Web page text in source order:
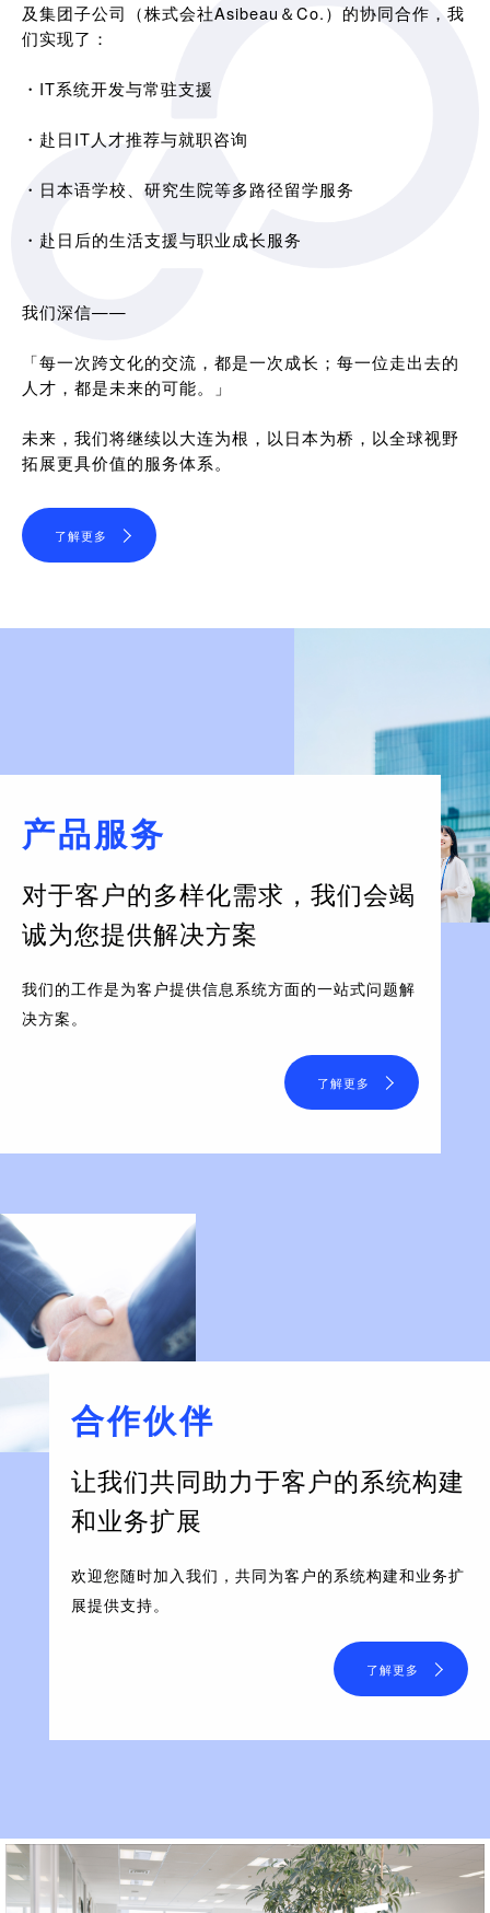
及集团子公司（株式会社Asibeau＆Co.）的协同合作，我
们实现了：
・IT系统开发与常驻支援
・赴日IT人才推荐与就职咨询
・日本语学校、研究生院等多路径留学服务
・赴日后的生活支援与职业成长服务
我们深信——
「每一次跨文化的交流，都是一次成长；每一位走出去的
人才，都是未来的可能。」
未来，我们将继续以大连为根，以日本为桥，以全球视野
拓展更具价值的服务体系。
了解更多
产品服务
对于客户的多样化需求， 我们会竭
诚为您提供解决方案
我们的工作是为客户提供信息系统方面的一站式问题解
决方案。
了解更多
合作伙伴
让我们共同助力于客户的系统构建
和业务扩展
欢迎您随时加入我们，共同为客户的系统构建和业务扩
展提供支持。
了解更多